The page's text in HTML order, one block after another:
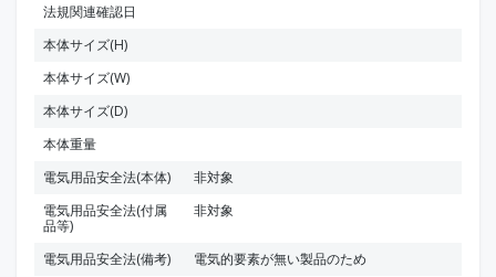
法規関連確認日
本体サイズ(H)
本体サイズ(W)
本体サイズ(D)
本体重量
電気用品安全法(本体)
非対象
電気用品安全法(付属
品等)
非対象
電気用品安全法(備考) 電気的要素が無い製品のため